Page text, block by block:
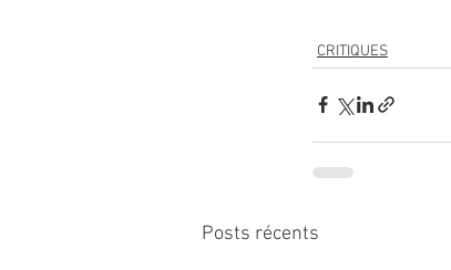
CRITIQUES
Posts récents